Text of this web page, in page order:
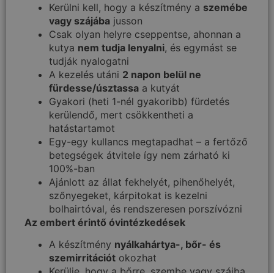
Kerülni kell, hogy a készítmény a szemébe
vagy szájába jusson
Csak olyan helyre cseppentse, ahonnan a
kutya nem tudja lenyalni, és egymást se
tudják nyalogatni
A kezelés utáni 2 napon belül ne
fürdesse/úsztassa a kutyát
Gyakori (heti 1-nél gyakoribb) fürdetés
kerülendő, mert csökkentheti a
hatástartamot
Egy-egy kullancs megtapadhat – a fertőző
betegségek átvitele így nem zárható ki
100%-ban
Ajánlott az állat fekhelyét, pihenőhelyét,
szőnyegeket, kárpitokat is kezelni
bolhairtóval, és rendszeresen porszívózni
Az embert érintő óvintézkedések
A készítmény nyálkahártya-, bőr- és
szemirritációt okozhat